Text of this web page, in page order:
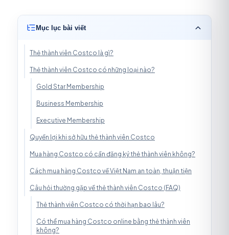
Mục lục bài viết
Thẻ thành viên Costco là gì?
Thẻ thành viên Costco có những loại nào?
Gold Star Membership
Business Membership
Executive Membership
Quyền lợi khi sở hữu thẻ thành viên Costco
Mua hàng Costco có cần đăng ký thẻ thành viên không?
Cách mua hàng Costco về Việt Nam an toàn, thuận tiện
Câu hỏi thường gặp về thẻ thành viên Costco (FAQ)
Thẻ thành viên Costco có thời hạn bao lâu?
Có thể mua hàng Costco online bằng thẻ thành viên
không?